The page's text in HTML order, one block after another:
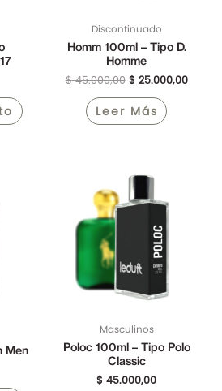
Discontinuado
Homm 100ml – Tipo D.
Homme
$45.000,00 $ 25.000,00
Leer Más
Men
Masculinos
Poloc 100ml – Tipo Polo
Classic
$ 45.000,00